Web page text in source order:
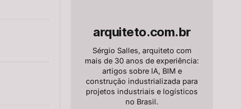
arquiteto.com.br
Sérgio Salles, arquiteto com
mais de 30 anos de experiência:
artigos sobre IA, BIM e
construção industrializada para
projetos industriais e logísticos
no Brasil.